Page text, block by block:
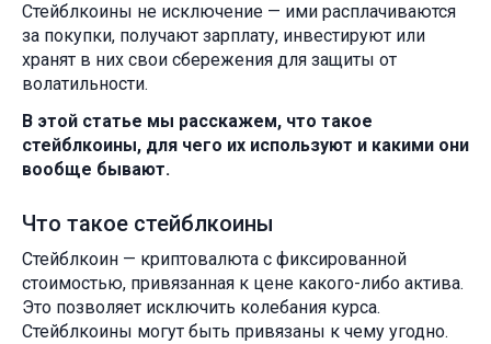
Стейблкоины не исключение — ими расплачиваются
за покупки, получают зарплату, инвестируют или
хранят в них свои сбережения для защиты от
волатильности.
В этой статье мы расскажем, что такое
стейблкоины, для чего их используют и какими они
вообще бывают.
Что такое стейблкоины
Стейблкоин — криптовалюта с фиксированной
стоимостью, привязанная к цене какого-либо актива.
Это позволяет исключить колебания курса.
Стейблкоины могут быть привязаны к чему угодно.